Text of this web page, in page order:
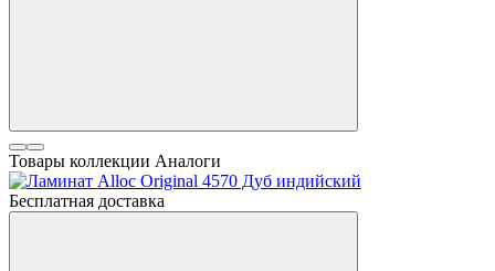
Товары коллекции Аналоги
Бесплатная доставка